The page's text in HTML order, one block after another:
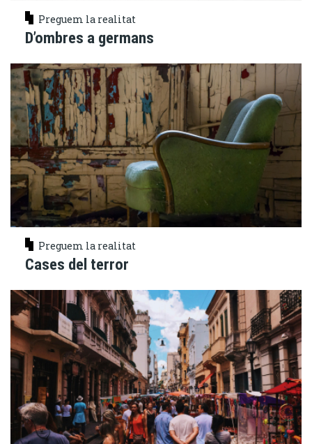
Preguem la realitat
D’ombres a germans
Preguem la realitat
Cases del terror